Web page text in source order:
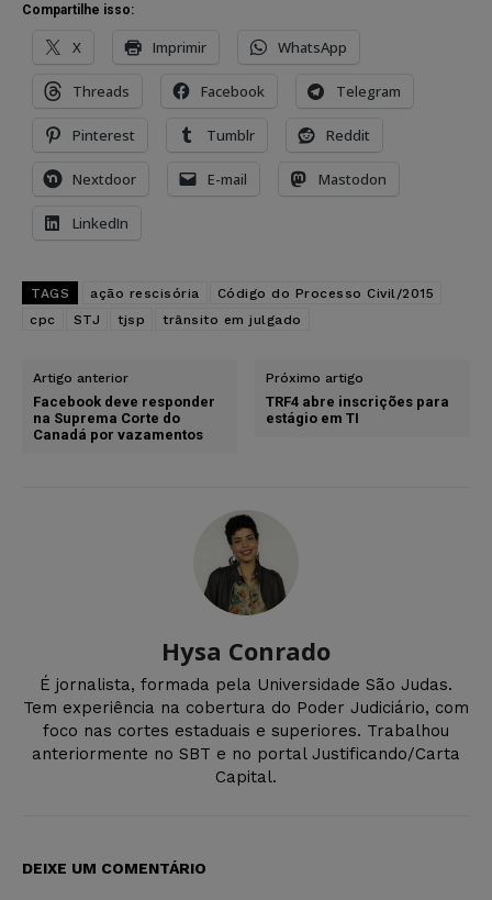
Compartilhe isso:
X Imprimir WhatsApp
Threads Facebook Telegram
Pinterest Tumblr Reddit
Nextdoor E-mail Mastodon
LinkedIn
TAGS ação rescisória
Código do Processo Civil/2015
cpc
STJ tjsp trânsito em julgado
Artigo anterior
Facebook deve responder
na Suprema Corte do
Canadá por vazamentos
Próximo artigo
TRF4 abre inscrições para
estágio em TI
Hysa Conrado
É jornalista, formada pela Universidade São Judas.
Tem experiência na cobertura do Poder Judiciário, com
foco nas cortes estaduais e superiores. Trabalhou
anteriormente no SBT e no portal Justificando/Carta
Capital.
DEIXE UM COMENTÁRIO